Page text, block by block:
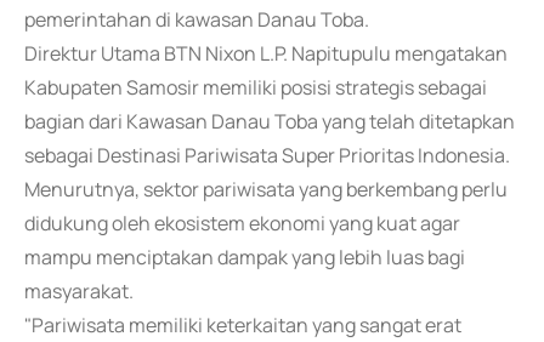
pemerintahan di kawasan Danau Toba.
Direktur Utama BTN Nixon L.P. Napitupulu mengatakan
Kabupaten Samosir memiliki posisi strategis sebagai
bagian dari Kawasan Danau Toba yang telah ditetapkan
sebagai Destinasi Pariwisata Super Prioritas Indonesia.
Menurutnya, sektor pariwisata yang berkembang perlu
didukung oleh ekosistem ekonomi yang kuat agar
mampu menciptakan dampak yang lebih luas bagi
masyarakat.
"Pariwisata memiliki keterkaitan yang sangat erat